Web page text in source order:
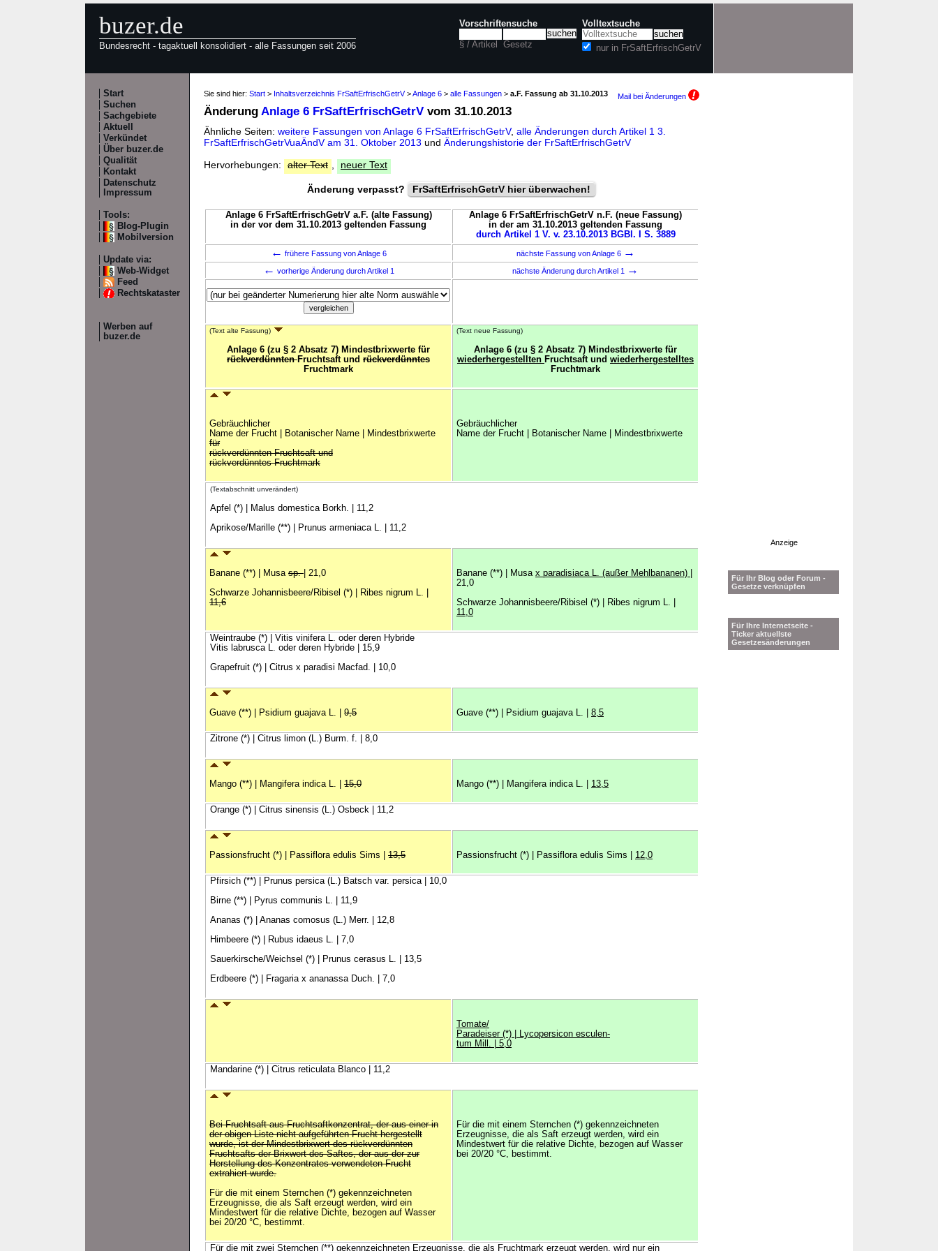
buzer.de
Bundesrecht - tagaktuell konsolidiert - alle Fassungen seit 2006
Vorschriftensuche
§ / Artikel Gesetz
Volltextsuche
nur in FrSaftErfrischGetrV
Start
Suchen
Sachgebiete
Aktuell
Verkündet
Über buzer.de
Qualität
Kontakt
Datenschutz
Impressum
Tools:
Blog-Plugin
Mobilversion
Update via:
Web-Widget
Feed
Rechtskataster
Werben auf
buzer.de
Sie sind hier: Start > Inhaltsverzeichnis FrSaftErfrischGetrV>Anlage 6 > alle Fassungen > a.F. Fassung ab 31.10.2013 Mail bei Änderungen
Änderung Anlage 6 FrSaftErfrischGetrV vom 31.10.2013
Ähnliche Seiten: weitere Fassungen von Anlage 6 FrSaftErfrischGetrV, alle Änderungen durch Artikel 1 3.
FrSaftErfrischGetrVuaÄndV am 31. Oktober 2013 und Änderungshistorie der FrSaftErfrischGetrV
Hervorhebungen:
alter Text neuer Text
Änderung verpasst? FrSaftErfrischGetrV hier überwachen!
Anlage 6 FrSaftErfrischGetrV a.F. (alte Fassung)
in der vor dem 31.10.2013 geltenden Fassung
Anlage 6 FrSaftErfrischGetrV n.F. (neue Fassung)
in der am 31.10.2013 geltenden Fassung
durch Artikel 1 V. v. 23.10.2013 BGBl. I S. 3889
← frühere Fassung von Anlage 6 nächste Fassung von Anlage 6 →
← vorherige Änderung durch Artikel 1 nächste Änderung durch Artikel 1 →
(Text alte Fassung)
Anlage 6 (zu § 2 Absatz 7) Mindestbrixwerte für
rückverdünntenFruchtsaft und rückverdünntes
Fruchtmark
(Text neue Fassung)
Anlage 6 (zu § 2 Absatz 7) Mindestbrixwerte für
wiederhergestellten Fruchtsaft und wiederhergestelltes
Fruchtmark
Gebräuchlicher
Name der Frucht | Botanischer Name | Mindestbrixwerte
für
rückverdünnten Fruchtsaft und
rückverdünntes Fruchtmark
Gebräuchlicher
Name der Frucht | Botanischer Name | Mindestbrixwerte
(Textabschnitt unverändert)
Apfel (*) | Malus domestica Borkh. | 11,2
Aprikose/Marille (**) | Prunus armeniaca L. | 11,2
Banane (**) | Musa sp. | 21,0
Schwarze Johannisbeere/Ribisel (*) | Ribes nigrum L. |
11,6
Banane (**) | Musa x paradisiaca L. (außer Mehlbananen)
21,0
Schwarze Johannisbeere/Ribisel (*) | Ribes nigrum L. |
11,0
Weintraube (*) | Vitis vinifera L. oder deren Hybride
Vitis labrusca L. oder deren Hybride | 15,9
Grapefruit (*) | Citrus x paradisi Macfad. | 10,0
Guave (**) | Psidium guajava L. | 9,5 Guave (**) | Psidium guajava L. | 8,5
Zitrone (*) | Citrus limon (L.) Burm. f. | 8,0
Mango (**) | Mangifera indica L. | 15,0 Mango (**) | Mangifera indica L. | 13,5
Orange (*) | Citrus sinensis (L.) Osbeck | 11,2
Passionsfrucht (*) | Passiflora edulis Sims | 13,5 Passionsfrucht (*) | Passiflora edulis Sims | 12,0
Pfirsich (**) | Prunus persica (L.) Batsch var. persica | 10,0
Birne (**) | Pyrus communis L. | 11,9
Ananas (*) | Ananas comosus (L.) Merr. | 12,8
Himbeere (*) | Rubus idaeus L. | 7,0
Sauerkirsche/Weichsel (*) | Prunus cerasus L. | 13,5
Erdbeere (*) | Fragaria x ananassa Duch. | 7,0
Tomate/
Paradeiser (*) | Lycopersicon esculen-
tum Mill. | 5,0
Mandarine (*) | Citrus reticulata Blanco | 11,2
Bei Fruchtsaft aus Fruchtsaftkonzentrat, der aus einer in
der obigen Liste nicht aufgeführten Frucht hergestellt
wurde, ist der Mindestbrixwert des rückverdünnten
Fruchtsafts der Brixwert des Saftes, der aus der zur
Herstellung des Konzentrates verwendeten Frucht
extrahiert wurde.
Für die mit einem Sternchen (*) gekennzeichneten
Erzeugnisse, die als Saft erzeugt werden, wird ein
Mindestwert für die relative Dichte, bezogen auf Wasser
bei 20/20 °C, bestimmt.
Für die mit einem Sternchen (*) gekennzeichneten
Erzeugnisse, die als Saft erzeugt werden, wird ein
Mindestwert für die relative Dichte, bezogen auf Wasser
bei 20/20 °C, bestimmt.
Für die mit zwei Sternchen (**) gekennzeichneten Erzeugnisse, die als Fruchtmark erzeugt werden, wird nur ein
Anzeige
Für Ihr Blog oder Forum -
Gesetze verknüpfen
Für Ihre Internetseite -
Ticker aktuellste
Gesetzesänderungen